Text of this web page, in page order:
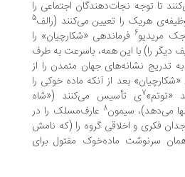
توجه نجات‌دهندگان اجتماعی را
را تعیین می‌کنند (رالف5
6فرماندهی «شکارچیان» را
با این همه، باسرعت به طرف
نشانه‌های جهان متمدن را از
بعد از آنکه ماده خوکی را
7ی تأسیس می‌کنند («شاه
سیمون 8عارف‌مسلک را در
و اخلاقی گروه را (که نامش
ماده‌خوک مقتول برای